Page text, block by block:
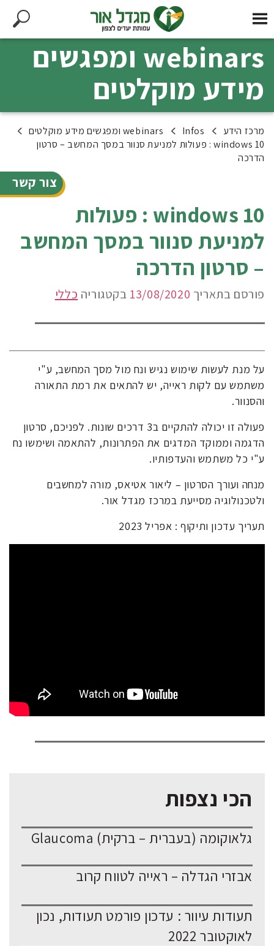
צור קשר
webinars ומפגשים
מידע מוקלטים
מרכז הידע Infos
webinars ומפגשים מידע מוקלטים
windows 10 : פעולות למניעת סנוור במסך המחשב – סרטון
הדרכה
windows 10 : פעולות
למניעת סנוור במסך המחשב
– סרטון הדרכה
פורסם בתאריך 13/08/2020 בקטגוריה כללי
על מנת לעשות שימוש נגיש ונח מול מסך המחשב, ע"י
משתמש עם לקות ראייה, יש להתאים את רמת התאורה
והסנוור.
פעולה זו יכולה להתקיים ב3 דרכים שונות. לפניכם, סרטון
הדגמה וממוקד המדגים את הפתרונות, להתאמה ושימשו נח
ע"י כל משתמש והעדפותיו.
מנחה ועורך הסרטון – ליאור אטיאס, מורה למחשבים
ולטכנולוגיה מסייעת במרכז מגדל אור.
תעריך עדכון ותיקוף : אפריל 2023
הכי נצפות
גלאוקומה (בעברית – ברקית) Glaucoma
אבזרי הגדלה – ראייה לטווח קרוב
תעודות עיוור : עדכון פורמט תעודות, נכון
לאוקטובר 2022